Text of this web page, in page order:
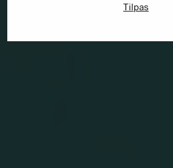
Tilpas